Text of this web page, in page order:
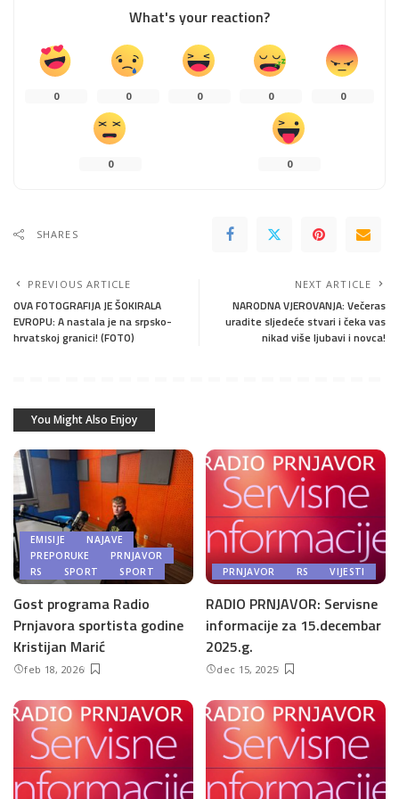
What's your reaction?
0 0 0 0 0
0 0
SHARES
PREVIOUS ARTICLE
OVA FOTOGRAFIJA JE ŠOKIRALA
EVROPU: A nastala je na srpsko-
hrvatskoj granici! (FOTO)
NEXT ARTICLE
NARODNA VJEROVANJA: Večeras
uradite sljedeće stvari i čeka vas
nikad više ljubavi i novca!
You Might Also Enjoy
EMISIJE
NAJAVE
PREPORUKE
PRNJAVOR
RS
SPORT SPORT
Gost programa Radio
Prnjavora sportista godine
Kristijan Marić
feb 18, 2026
PRNJAVOR RS VIJESTI
RADIO PRNJAVOR: Servisne
informacije za 15.decembar
2025.g.
dec 15, 2025